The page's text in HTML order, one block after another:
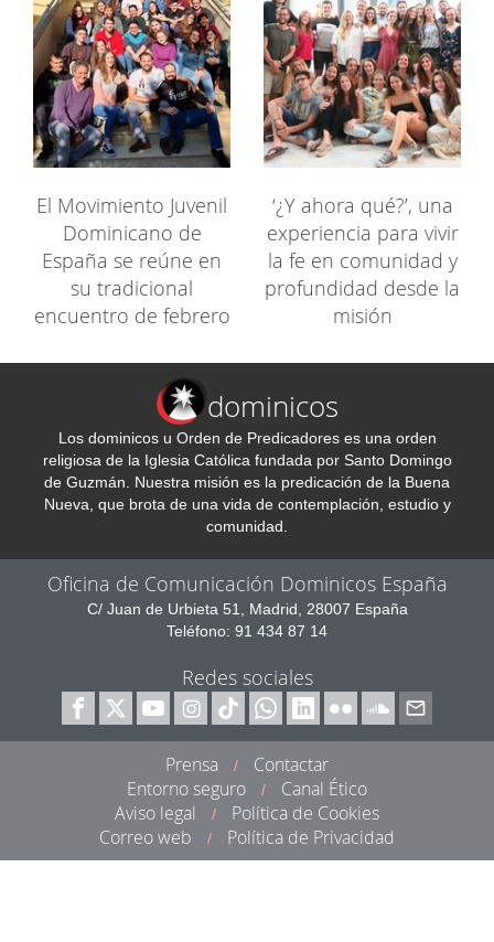
El Movimiento Juvenil
Dominicano de
España se reúne en
su tradicional
encuentro de febrero
‘¿Y ahora qué?’, una
experiencia para vivir
la fe en comunidad y
profundidad desde la
misión
dominicos
Los dominicos u Orden de Predicadores es una orden
religiosa de la Iglesia Católica fundada por Santo Domingo
de Guzmán. Nuestra misión es la predicación de la Buena
Nueva, que brota de una vida de contemplación, estudio y
comunidad.
Oficina de Comunicación Dominicos España
C/ Juan de Urbieta 51, Madrid, 28007 España
Teléfono: 91 434 87 14
Redes sociales
Prensa /
Contactar
Entorno seguro
/
Canal Ético
Aviso legal
/
Política de Cookies
Correo web
/ Política de Privacidad